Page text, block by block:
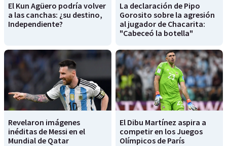
El Kun Agüero podría volver
a las canchas: ¿su destino,
Independiente?
La declaración de Pipo
Gorosito sobre la agresión
al jugador de Chacarita:
"Cabeceó la botella"
Revelaron imágenes
inéditas de Messi en el
Mundial de Qatar
El Dibu Martínez aspira a
competir en los Juegos
Olímpicos de París